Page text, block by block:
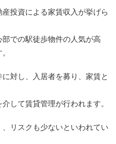
投資による家賃収入が挙げら
での駅徒歩物件の人気が高
対し、入居者を募り、家賃と
して賃貸管理が行われます。
リスクも少ないといわれてい